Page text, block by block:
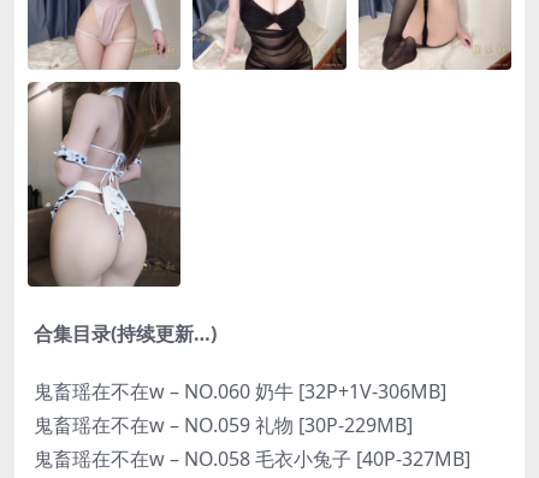
合集目录(持续更新…)
鬼畜瑶在不在w – NO.060 奶牛 [32P+1V-306MB]
鬼畜瑶在不在w – NO.059 礼物 [30P-229MB]
鬼畜瑶在不在w – NO.058 毛衣小兔子 [40P-327MB]